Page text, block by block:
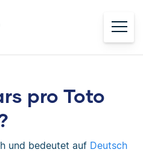
pro Toto
und bedeutet auf Deutsch